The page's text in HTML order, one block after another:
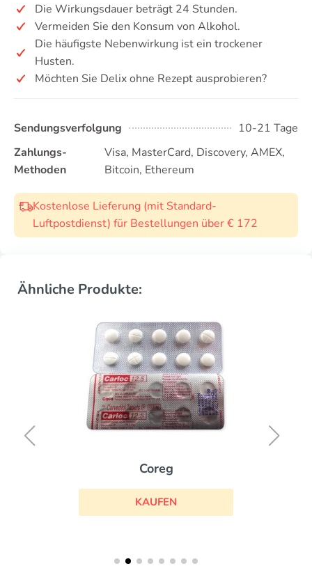
Die Wirkungsdauer beträgt 24 Stunden.
Vermeiden Sie den Konsum von Alkohol.
Die häufigste Nebenwirkung ist ein trockener
Husten.
Möchten Sie Delix ohne Rezept ausprobieren?
Sendungsverfolgung
10-21 Tage
Zahlungs-
Methoden
Visa, MasterCard, Discovery, AMEX,
Bitcoin, Ethereum
Kostenlose Lieferung (mit Standard-
Luftpostdienst) für Bestellungen über € 172
Ähnliche Produkte:
Coreg
KAUFEN